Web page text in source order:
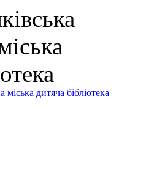
дитяча бібліотека